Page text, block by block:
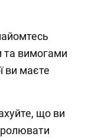
та вимогами
ви маєте
що ви